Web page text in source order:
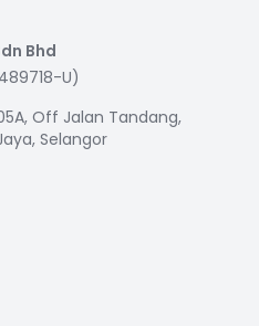
Bhd
U)
Off Jalan Tandang,
Selangor